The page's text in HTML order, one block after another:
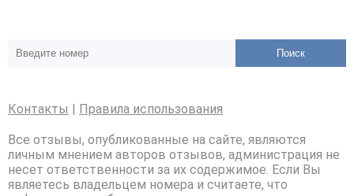
Поиск
Контакты | Правила использования
Все отзывы, опубликованные на сайте, являются
личным мнением авторов отзывов, администрация не
несет ответственности за их содержимое. Если Вы
являетесь владельцем номера и считаете, что